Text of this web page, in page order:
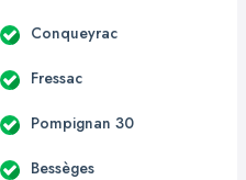
Conqueyrac
Fressac
Pompignan 30
Bessèges